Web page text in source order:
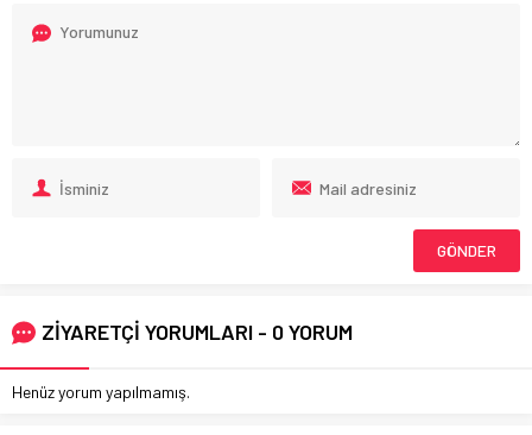
ZİYARETÇİ YORUMLARI - 0 YORUM
Henüz yorum yapılmamış.